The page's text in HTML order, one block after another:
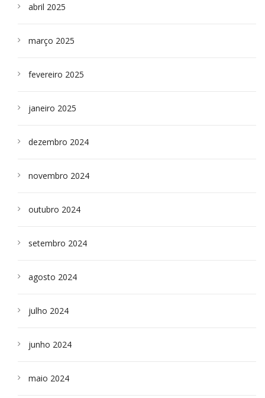
abril 2025
março 2025
fevereiro 2025
janeiro 2025
dezembro 2024
novembro 2024
outubro 2024
setembro 2024
agosto 2024
julho 2024
junho 2024
maio 2024